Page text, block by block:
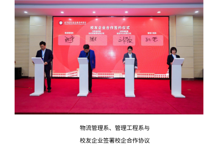
物流管理系、管理工程系与
校友企业签署校企合作协议